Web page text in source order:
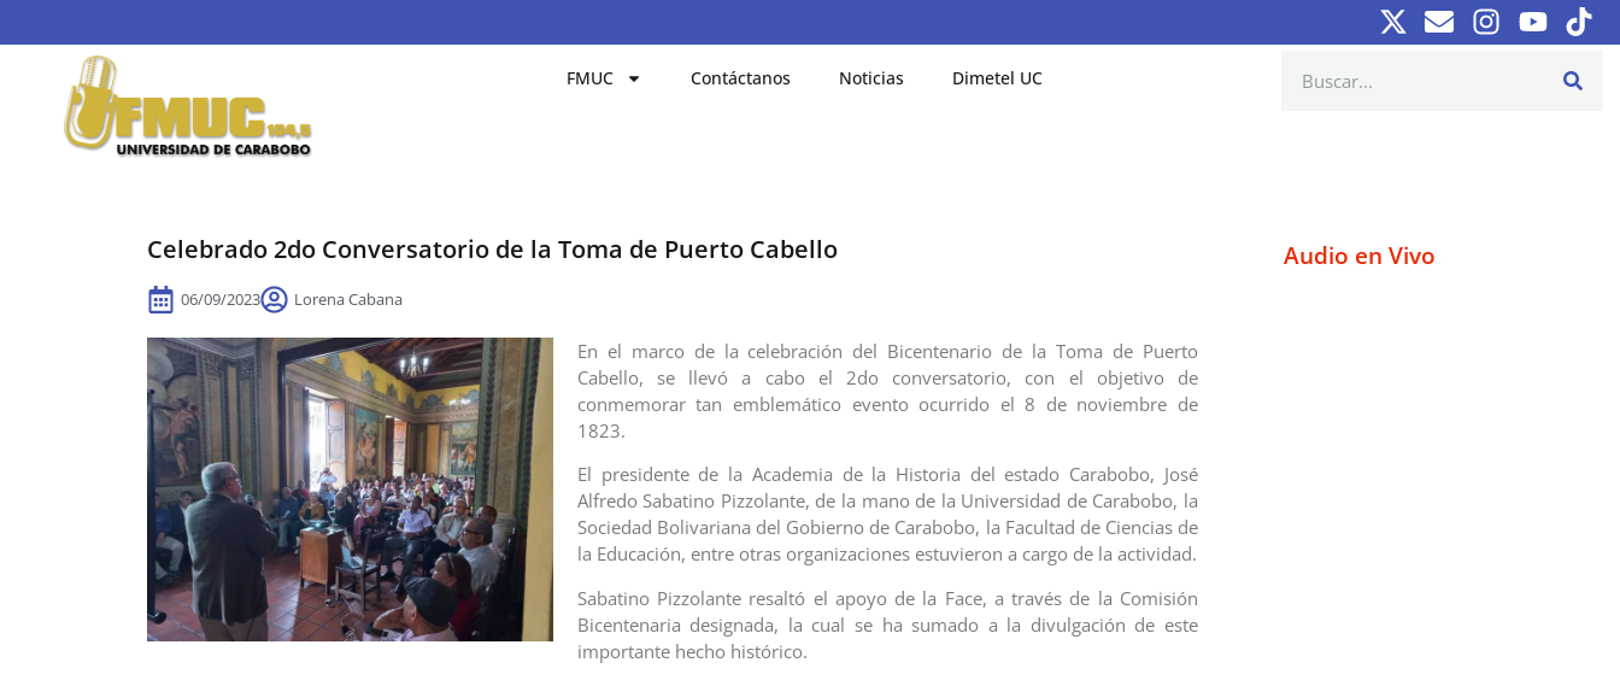
FMUC Contáctanos Noticias Dimetel UC
Celebrado 2do Conversatorio de la Toma de Puerto Cabello
06/09/2023 Lorena Cabana
En el marco de la celebración del Bicentenario de la Toma de Puerto
Cabello, se llevó a cabo el 2do conversatorio, con el objetivo de
conmemorar tan emblemático evento ocurrido el 8 de noviembre de
1823.
El presidente de la Academia de la Historia del estado Carabobo, José
Alfredo Sabatino Pizzolante, de la mano de la Universidad de Carabobo, la
Sociedad Bolivariana del Gobierno de Carabobo, la Facultad de Ciencias de
la Educación, entre otras organizaciones estuvieron a cargo de la actividad.
Sabatino Pizzolante resaltó el apoyo de la Face, a través de la Comisión
Bicentenaria designada, la cual se ha sumado a la divulgación de este
importante hecho histórico.
Audio en Vivo